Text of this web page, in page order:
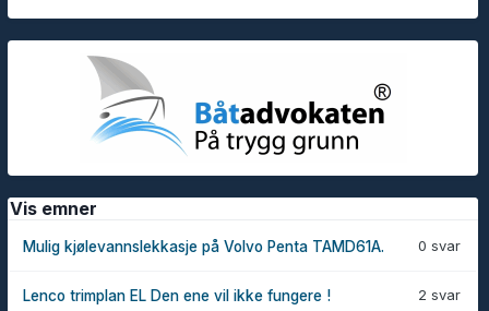
Vis emner
0 svar
Mulig kjølevannslekkasje på Volvo Penta TAMD61A.
2 svar
Lenco trimplan EL Den ene vil ikke fungere !